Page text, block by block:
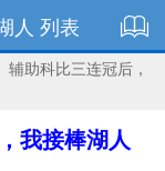
人 列表
辅助科比三连冠后，
我接棒湖人